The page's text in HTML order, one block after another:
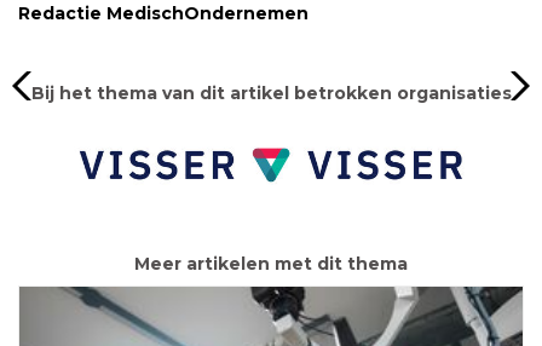
Redactie MedischOndernemen
Bij het thema van dit artikel betrokken organisaties
Meer artikelen met dit thema